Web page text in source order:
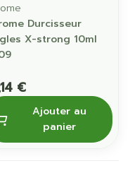
Durcisseur
X-strong 10ml
€
Ajouter au
panier